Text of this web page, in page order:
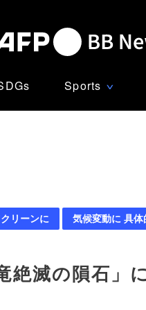
Sports ∨
リーンに 気候変動に 具体
絶滅の隕石」